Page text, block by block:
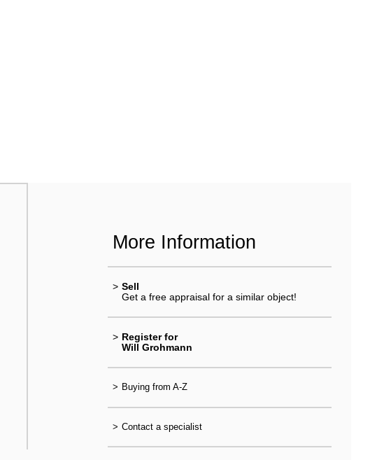
More Information
> Sell
Get a free appraisal for a similar object!
> Register for
Will Grohmann
> Buying from A-Z
> Contact a specialist